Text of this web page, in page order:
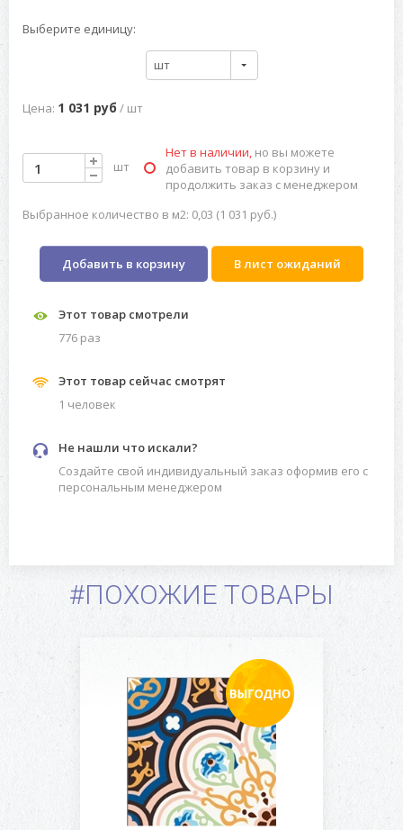
Выберите единицу:
шт
Цена: 1 031 руб / шт
шт
Нет в наличии, но вы можете
добавить товар в корзину и
продолжить заказ с менеджером
Выбранное количество в м2: 0,03 (1 031 руб.)
Добавить в корзину В лист ожиданий
Этот товар смотрели
776 раз
Этот товар сейчас смотрят
1 человек
Не нашли что искали?
Создайте свой индивидуальный заказ оформив его с
персональным менеджером
#ПОХОЖИЕ ТОВАРЫ